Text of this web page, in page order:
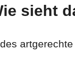
sieht